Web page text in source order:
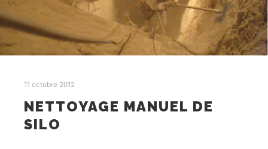
11 octobre 2012
NETTOYAGE MANUEL DE
SILO